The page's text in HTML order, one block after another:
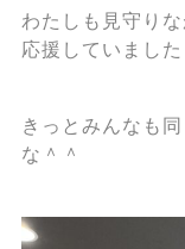
わたしも見守り
応援していました
きっとみんなも
な＾＾